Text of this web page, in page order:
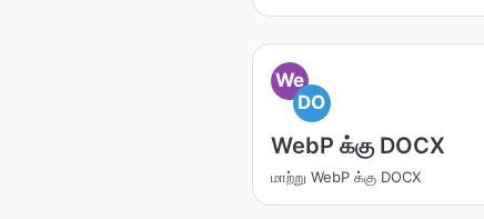
We
DO
WebP க்கு DOCX
மாற்று WebP க்கு DOCX